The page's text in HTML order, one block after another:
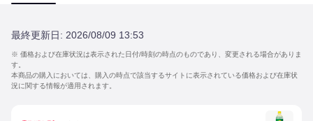
最終更新日: 2026/08/09 13:53
※ 価格および在庫状況は表示された日付/時刻の時点のものであり、変更される場合がありま
す。
本商品の購入においては、購入の時点で該当するサイトに表示されている価格および在庫状
況に関する情報が適用されます。